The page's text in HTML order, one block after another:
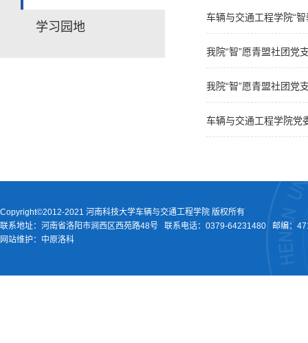
学习园地
车辆与交通工程学院“
我院“智”愿青盟社团党
我院“智”愿青盟社团党
车辆与交通工程学院党
Copyright©2012-2021 河南科技大学车辆与交通工程学院 版权所有
联系地址：河南省洛阳市涧西区西苑路48号
联系电话： 0379-64231480
邮编：
网站维护：中原洛科